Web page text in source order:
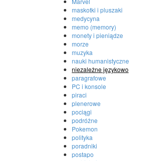
maskotki i pluszaki
medycyna
memo (memory)
monety i pieniądze
morze
muzyka
nauki humanistyczne
niezależne językowo
paragrafowe
PC i konsole
piraci
plenerowe
pociągi
podróżne
Pokemon
polityka
poradniki
postapo